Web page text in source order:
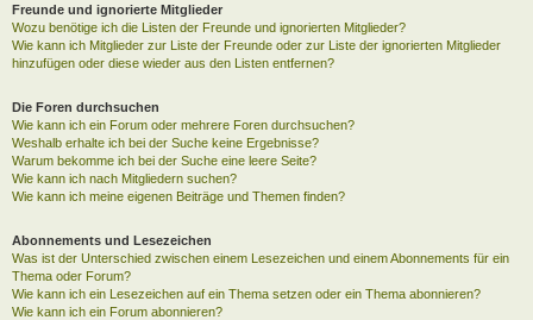
Freunde und ignorierte Mitglieder
Wozu benötige ich die Listen der Freunde und ignorierten Mitglieder?
Wie kann ich Mitglieder zur Liste der Freunde oder zur Liste der ignorierten Mitglieder
hinzufügen oder diese wieder aus den Listen entfernen?
Die Foren durchsuchen
Wie kann ich ein Forum oder mehrere Foren durchsuchen?
Weshalb erhalte ich bei der Suche keine Ergebnisse?
Warum bekomme ich bei der Suche eine leere Seite?
Wie kann ich nach Mitgliedern suchen?
Wie kann ich meine eigenen Beiträge und Themen finden?
Abonnements und Lesezeichen
Was ist der Unterschied zwischen einem Lesezeichen und einem Abonnements für ein
Thema oder Forum?
Wie kann ich ein Lesezeichen auf ein Thema setzen oder ein Thema abonnieren?
Wie kann ich ein Forum abonnieren?